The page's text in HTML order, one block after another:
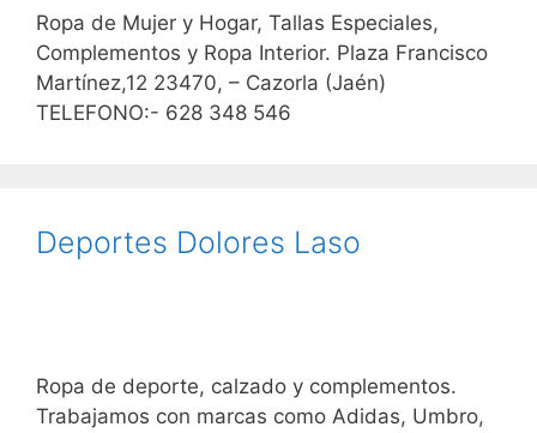
Ropa de Mujer y Hogar, Tallas Especiales,
Complementos y Ropa Interior. Plaza Francisco
Martínez,12 23470, – Cazorla (Jaén)
TELEFONO:- 628 348 546
Deportes Dolores Laso
Ropa de deporte, calzado y complementos.
Trabajamos con marcas como Adidas, Umbro,